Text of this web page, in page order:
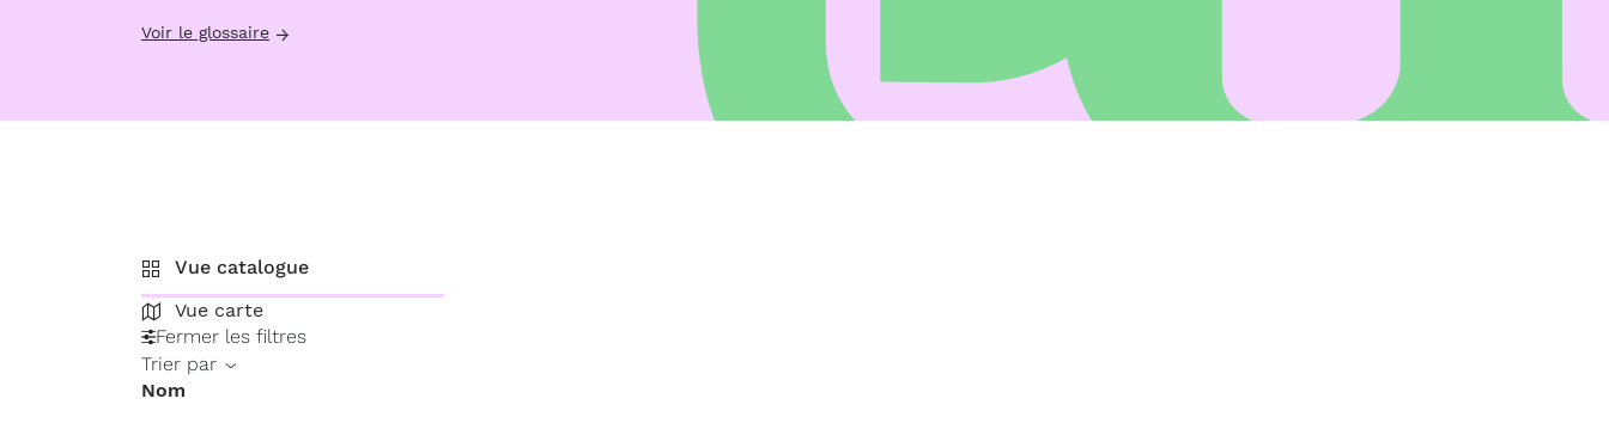
Voir le glossaire
Vue catalogue
Vue carte
Fermer les filtres
Trier par
Nom